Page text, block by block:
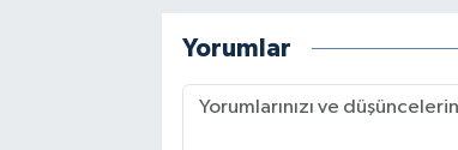
Yorumlar